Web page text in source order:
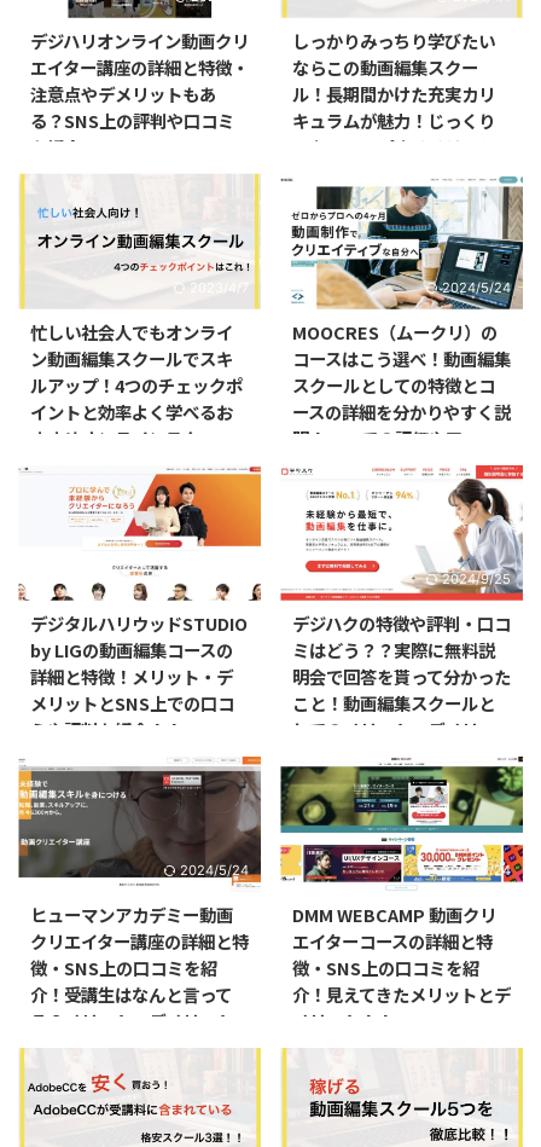
デジハリオンライン動画クリ
エイター講座の詳細と特徴・
注意点やデメリットもあ
る？SNS上の評判や口コミ
も紹介！！
しっかりみっちり学びたい
ならこの動画編集スクー
ル！長期間かけた充実カリ
キュラムが魅力！じっくり
スキルアップするメリット
2023/4/7
忙しい社会人でもオンライ
ン動画編集スクールでスキ
ルアップ！4つのチェックポ
イントと効率よく学べるお
すすめオンラインスクー
2024/5/24
MOOCRES（ムークリ）の
コースはこう選べ！動画編集
スクールとしての特徴とコ
ースの詳細を分かりやすく説
明！SNSでの評価や口コ
ミ・満足度はどうなってる？
2023最新情報
デジタルハリウッドSTUDIO
by LIGの動画編集コースの
詳細と特徴！メリット・デ
メリットとSNS上での口コ
ミや評判も紹介！！
2024/9/25
デジハクの特徴や評判・口コ
ミはどう？？実際に無料説
明会で回答を貰って分かった
こと！動画編集スクールと
してのメリット・デメリッ
トも紹介！！
2024/5/24
ヒューマンアカデミー動画
クリエイター講座の詳細と特
徴・SNS上の口コミを紹
介！受講生はなんと言って
る？メリット・デメリット
も紹介！！
2024/5/24
DMM WEBCAMP 動画クリ
エイターコースの詳細と特
徴・SNS上の口コミを紹
介！見えてきたメリットとデ
メリット！！